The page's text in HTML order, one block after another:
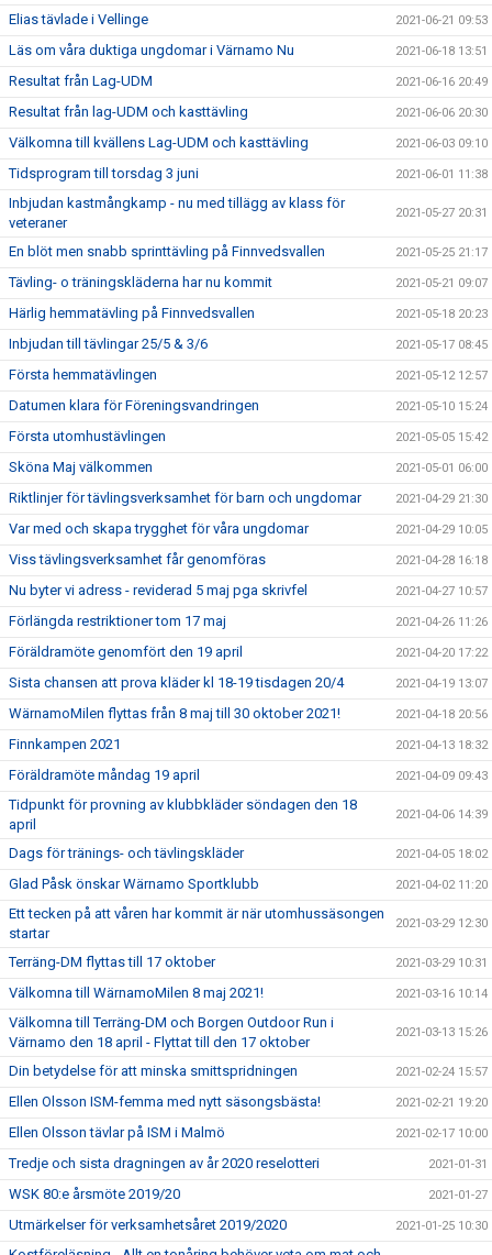
Elias tävlade i Vellinge 2021-06-21 09:53
Läs om våra duktiga ungdomar i Värnamo Nu 2021-06-18 13:51
Resultat från Lag-UDM 2021-06-16 20:49
Resultat från lag-UDM och kasttävling 2021-06-06 20:30
Välkomna till kvällens Lag-UDM och kasttävling 2021-06-03 09:10
Tidsprogram till torsdag 3 juni 2021-06-01 11:38
Inbjudan kastmångkamp - nu med tillägg av klass för
veteraner
2021-05-27 20:31
En blöt men snabb sprinttävling på Finnvedsvallen 2021-05-25 21:17
Tävling- o träningskläderna har nu kommit 2021-05-21 09:07
Härlig hemmatävling på Finnvedsvallen 2021-05-18 20:23
Inbjudan till tävlingar 25/5 & 3/6 2021-05-17 08:45
Första hemmatävlingen 2021-05-12 12:57
Datumen klara för Föreningsvandringen 2021-05-10 15:24
Första utomhustävlingen 2021-05-05 15:42
Sköna Maj välkommen 2021-05-01 06:00
Riktlinjer för tävlingsverksamhet för barn och ungdomar 2021-04-29 21:30
Var med och skapa trygghet för våra ungdomar 2021-04-29 10:05
Viss tävlingsverksamhet får genomföras 2021-04-28 16:18
Nu byter vi adress - reviderad 5 maj pga skrivfel 2021-04-27 10:57
Förlängda restriktioner tom 17 maj 2021-04-26 11:26
Föräldramöte genomfört den 19 april 2021-04-20 17:22
Sista chansen att prova kläder kl 18-19 tisdagen 20/4 2021-04-19 13:07
WärnamoMilen flyttas från 8 maj till 30 oktober 2021! 2021-04-18 20:56
Finnkampen 2021 2021-04-13 18:32
Föräldramöte måndag 19 april 2021-04-09 09:43
Tidpunkt för provning av klubbkläder söndagen den 18
april
2021-04-06 14:39
Dags för tränings- och tävlingskläder 2021-04-05 18:02
Glad Påsk önskar Wärnamo Sportklubb 2021-04-02 11:20
Ett tecken på att våren har kommit är när utomhussäsongen
startar
2021-03-29 12:30
Terräng-DM flyttas till 17 oktober 2021-03-29 10:31
Välkomna till WärnamoMilen 8 maj 2021! 2021-03-16 10:14
Välkomna till Terräng-DM och Borgen Outdoor Run i
Värnamo den 18 april - Flyttat till den 17 oktober
2021-03-13 15:26
Din betydelse för att minska smittspridningen 2021-02-24 15:57
Ellen Olsson ISM-femma med nytt säsongsbästa! 2021-02-21 19:20
Ellen Olsson tävlar på ISM i Malmö 2021-02-17 10:00
Tredje och sista dragningen av år 2020 reselotteri 2021-01-31
WSK 80:e årsmöte 2019/20 2021-01-27
Utmärkelser för verksamhetsåret 2019/2020 2021-01-25 10:30